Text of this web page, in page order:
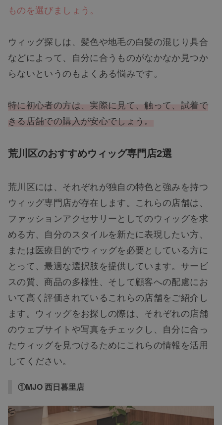
ものを選びましょう。
ウィッグ探しは、髪色や地毛の白髪の混じり具合
などによって、自分に合うものがなかなか見つか
らないというのもよくある悩みです。
特に初心者の方は、実際に見て、触って、試着で
きる店舗での購入が安心でしょう。
荒川区のおすすめウィッグ専門店2選
荒川区には、それぞれが独自の特色と強みを持つ
ウィッグ専門店が存在します。これらの店舗は、
ファッションアクセサリーとしてのウィッグを求
める方、自分のスタイルを新たに表現したい方、
または医療目的でウィッグを必要としている方に
とって、最適な選択肢を提供しています。サービ
スの質、商品の多様性、そして顧客への配慮にお
いて高く評価されているこれらの店舗をご紹介し
ます。ウィッグをお探しの際は、それぞれの店舗
のウェブサイトや写真をチェックし、自分に合っ
たウィッグを見つけるためにこれらの情報を活用
してください。
①MJO 西日暮里店